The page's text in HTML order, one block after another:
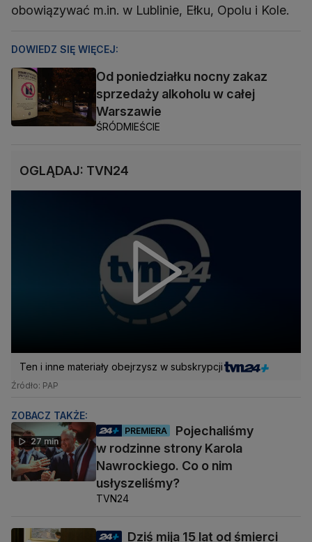
obowiązywać m.in. w Lublinie, Ełku, Opolu i Kole.
DOWIEDZ SIĘ WIĘCEJ:
Od poniedziałku nocny zakaz
sprzedaży alkoholu w całej
Warszawie
ŚRÓDMIEŚCIE
OGLĄDAJ: TVN24
Ten i inne materiały obejrzysz w subskrypcji
Źródło: PAP
ZOBACZ TAKŻE:
27 min
PREMIERA
Pojechaliśmy
w rodzinne strony Karola
Nawrockiego. Co o nim
usłyszeliśmy?
TVN24
Dziś mija 15 lat od śmierci